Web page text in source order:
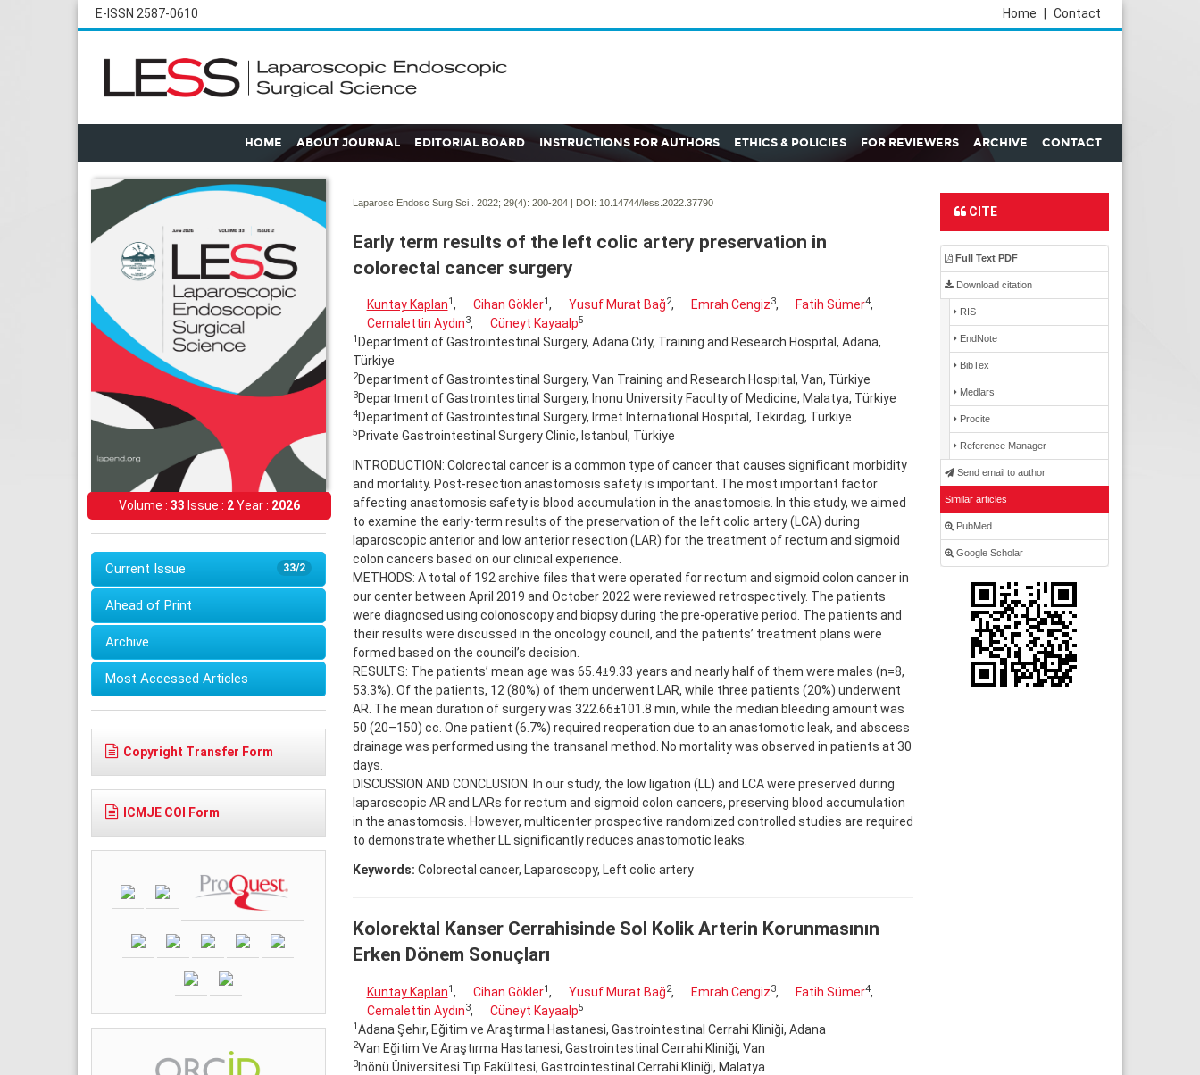
E-ISSN 2587-0610 Contact
Home
HOME ABOUT JOURNAL EDITORIAL BOARD INSTRUCTIONS FOR AUTHORS ETHICS & POLICIES FOR REVIEWERS ARCHIVE CONTACT
Volume : 33 Issue : 2Year : 2026
33/2
Current Issue
Ahead of Print
Archive
Most Accessed Articles
Copyright Transfer Form
ICMJE COI Form
Laparosc Endosc Surg Sci . 2022; 29(4): 200-204 | DOI: 10.14744/less.2022.37790
Early term results of the left colic artery preservation in
colorectal cancer surgery
Kuntay Kaplan1 , Cihan Gökler1 , Yusuf Murat Bağ2, Emrah Cengiz3, Fatih Sümer4,
Cemalettin Aydın3, Cüneyt Kayaalp5
1 Department of Gastrointestinal Surgery, Adana City, Training and Research Hospital, Adana,
Türkiye
2Department of Gastrointestinal Surgery, Van Training and Research Hospital, Van, Türkiye
3Department of Gastrointestinal Surgery, Inonu University Faculty of Medicine, Malatya, Türkiye
4Department of Gastrointestinal Surgery, Irmet International Hospital, Tekirdag, Türkiye
5 Private Gastrointestinal Surgery Clinic, Istanbul, Türkiye
INTRODUCTION: Colorectal cancer is a common type of cancer that causes significant morbidity
and mortality. Post-resection anastomosis safety is important. The most important factor
affecting anastomosis safety is blood accumulation in the anastomosis. In this study, we aimed
to examine the early-term results of the preservation of the left colic artery (LCA) during
laparoscopic anterior and low anterior resection (LAR) for the treatment of rectum and sigmoid
colon cancers based on our clinical experience.
METHODS: A total of 192 archive files that were operated for rectum and sigmoid colon cancer in
our center between April 2019 and October 2022 were reviewed retrospectively. The patients
were diagnosed using colonoscopy and biopsy during the pre-operative period. The patients and
their results were discussed in the oncology council, and the patients’ treatment plans were
formed based on the council’s decision.
RESULTS: The patients’ mean age was 65.4±9.33 years and nearly half of them were males (n=8,
53.3%). Of the patients, 12 (80%) of them underwent LAR, while three patients (20%) underwent
AR. The mean duration of surgery was 322.66±101.8 min, while the median bleeding amount was
50 (20–150) cc. One patient (6.7%) required reoperation due to an anastomotic leak, and abscess
drainage was performed using the transanal method. No mortality was observed in patients at 30
days.
DISCUSSION AND CONCLUSION: In our study, the low ligation (LL) and LCA were preserved during
laparoscopic AR and LARs for rectum and sigmoid colon cancers, preserving blood accumulation
in the anastomosis. However, multicenter prospective randomized controlled studies are required
to demonstrate whether LL significantly reduces anastomotic leaks.
Keywords: Colorectal cancer, Laparoscopy, Left colic artery
Kolorektal Kanser Cerrahisinde Sol Kolik Arterin Korunmasının
Erken Dönem Sonuçları
Kuntay Kaplan1, Cihan Gökler1, Yusuf Murat Bağ2, Emrah Cengiz3, Fatih Sümer4,
Cemalettin Aydın3, Cüneyt Kayaalp5
1Adana Şehir, Eğitim ve Araştırma Hastanesi, Gastrointestinal Cerrahi Kliniği, Adana
2Van Eğitim Ve Araştırma Hastanesi, Gastrointestinal Cerrahi Kliniği, Van
3Inönü Üniversitesi Tıp Fakültesi, Gastrointestinal Cerrahi Kliniği, Malatya
CITE
Full Text PDF
Download citation
RIS
EndNote
BibTex
Medlars
Procite
Reference Manager
Send email to author
Similar articles
PubMed
Google Scholar